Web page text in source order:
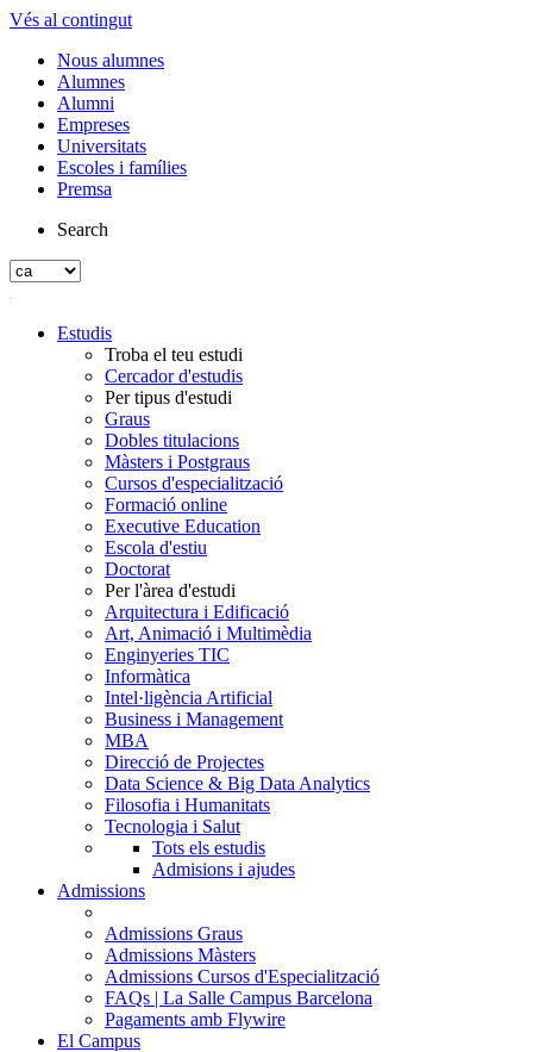
Vés al contingut
Nous alumnes
Alumnes
Alumni
Empreses
Universitats
Escoles i famílies
Premsa
Search
Estudis
Troba el teu estudi
Cercador d'estudis
Per tipus d'estudi
Graus
Dobles titulacions
Màsters i Postgraus
Cursos d'especialització
Formació online
Executive Education
Escola d'estiu
Doctorat
Per l'àrea d'estudi
Arquitectura i Edificació
Art, Animació i Multimèdia
Enginyeries TIC
Informàtica
Intel·ligència Artificial
Business i Management
MBA
Direcció de Projectes
Data Science & Big Data Analytics
Filosofia i Humanitats
Tecnologia i Salut
Tots els estudis
Admisions i ajudes
Admissions
Admissions Graus
Admissions Màsters
Admissions Cursos d'Especialització
FAQs | La Salle Campus Barcelona
Pagaments amb Flywire
El Campus